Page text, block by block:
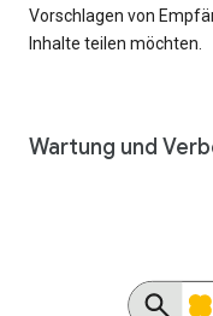
Vorschlagen von
Inhalte teilen möchten.
Wartung und